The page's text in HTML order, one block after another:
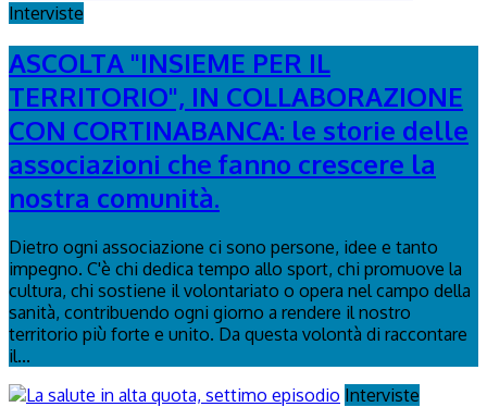
Interviste
ASCOLTA "INSIEME PER IL
TERRITORIO", IN COLLABORAZIONE
CON CORTINABANCA: le storie delle
associazioni che fanno crescere la
nostra comunità.
Dietro ogni associazione ci sono persone, idee e tanto
impegno. C'è chi dedica tempo allo sport, chi promuove la
cultura, chi sostiene il volontariato o opera nel campo della
sanità, contribuendo ogni giorno a rendere il nostro
territorio più forte e unito. Da questa volontà di raccontare
il...
Interviste